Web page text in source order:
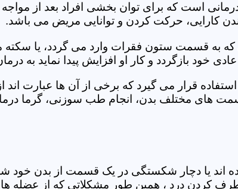
است که برای توان بخشی افراد بعد از
کارایی، حرکت کردن و توانایی مریض می باشد.
به قسمت ستون فقرات وارد می گردد، یا
خود بازگردد و کار او افزایش پیدا نماید به
قرار می گیرد که برخی از آن ها عبارت اند
های مختلف بدن، انجام طب سوزنی، گرما
اند یا دچار شکستگی در یک قسمت از بدن خود
کردن درد ، همین طور مشکلاتی که از عضله